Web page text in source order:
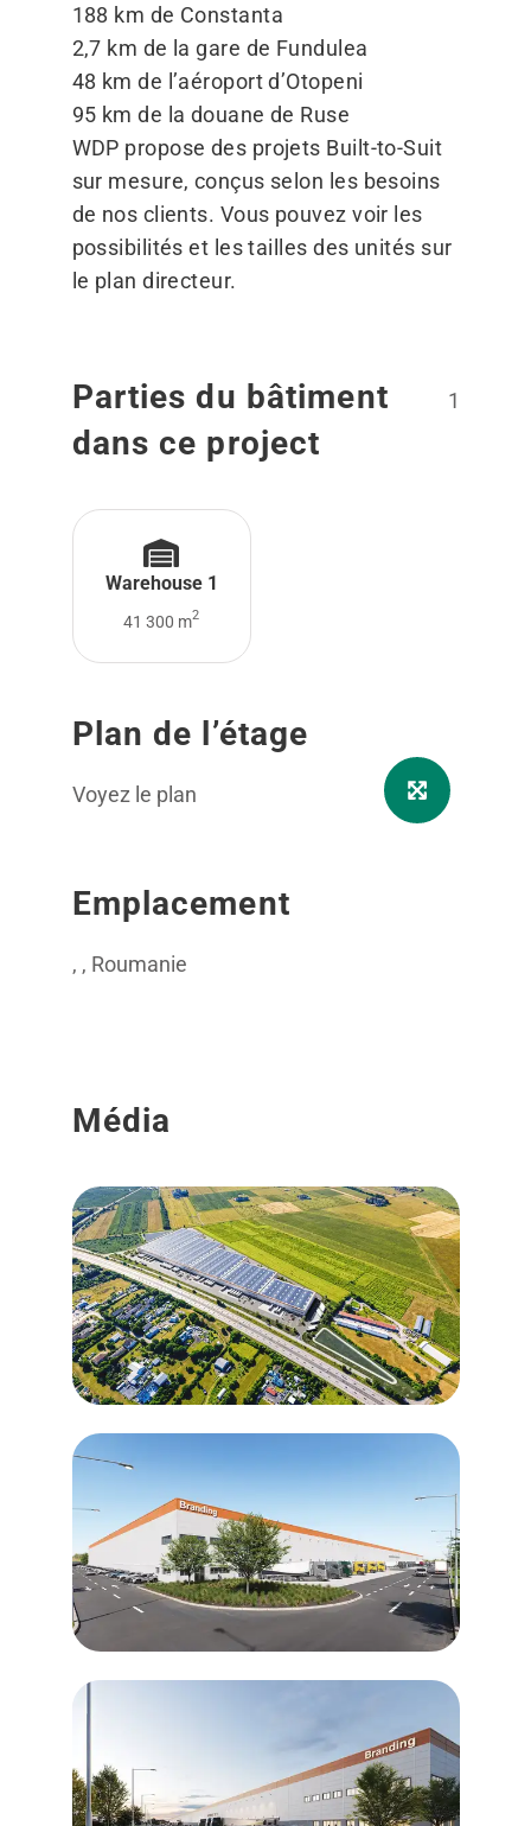
188 km de Constanta
2,7 km de la gare de Fundulea
48 km de l’aéroport d’Otopeni
95 km de la douane de Ruse
WDP propose des projets Built-to-Suit
sur mesure, conçus selon les besoins
de nos clients. Vous pouvez voir les
possibilités et les tailles des unités sur
le plan directeur.
Parties du bâtiment
dans ce project
1
Warehouse 1
41 300 m2
Plan de l’étage
Voyez le plan
Emplacement
, , Roumanie
Média